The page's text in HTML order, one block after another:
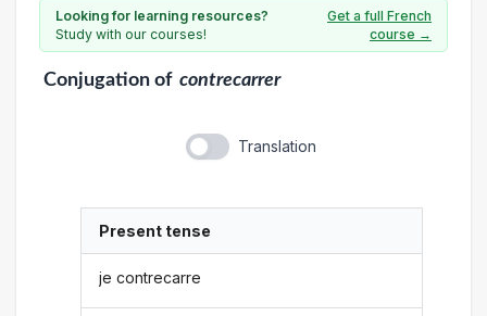
Looking for learning resources?
Study with our courses!
Get a full French
course →
Conjugationof contrecarrer
Translation
Present tense
je contrecarre